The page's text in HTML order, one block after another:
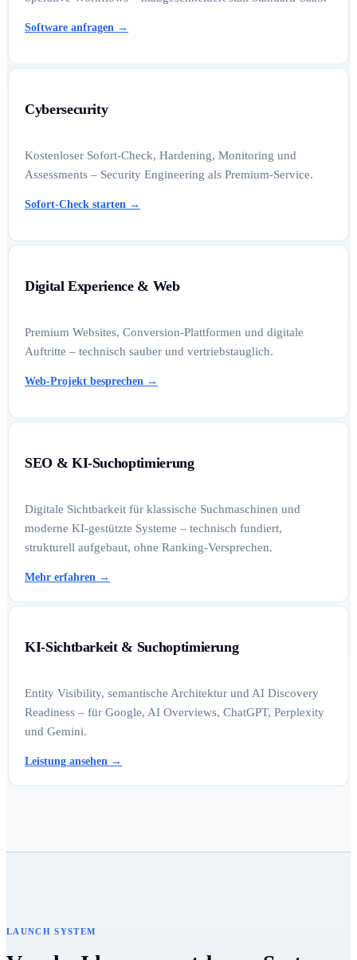
Software anfragen →
Cybersecurity
Kostenloser Sofort-Check, Hardening, Monitoring und
Assessments – Security Engineering als Premium-Service.
Sofort-Check starten →
Digital Experience & Web
Premium Websites, Conversion-Plattformen und digitale
Auftritte – technisch sauber und vertriebstauglich.
Web-Projekt besprechen →
SEO & KI-Suchoptimierung
Digitale Sichtbarkeit für klassische Suchmaschinen und
moderne KI-gestützte Systeme – technisch fundiert,
strukturell aufgebaut, ohne Ranking-Versprechen.
Mehr erfahren →
KI-Sichtbarkeit & Suchoptimierung
Entity Visibility, semantische Architektur und AI Discovery
Readiness – für Google, AI Overviews, ChatGPT, Perplexity
und Gemini.
Leistung ansehen →
LAUNCH SYSTEM